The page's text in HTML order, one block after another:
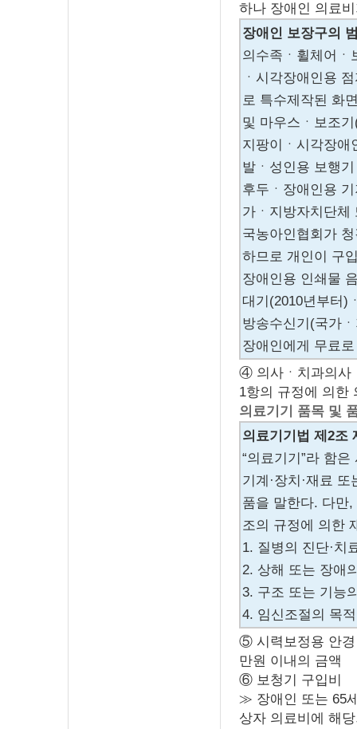
하나 장애인 의료
장애인 보장구의
의수족ㆍ휠체어ㆍ
ㆍ시각장애인용
로 특수제작된 화
및 마우스ㆍ보조
지팡이ㆍ시각장애
발ㆍ성인용 보행
후두ㆍ장애인용
가ㆍ지방자치단체
국농아인협회가
하므로 개인이 구
장애인용 인쇄물
대기(2010년부터)
방송수신기(국가
장애인에게 무료
④ 의사ㆍ치과의사
1항의 규정에 의한
의료기기 품목 및
의료기기법 제2조
“의료기기”라 함
기계·장치·재료
품을 말한다. 다만
조의 규정에 의한
1. 질병의 진단·치
2. 상해 또는 장애
3. 구조 또는 기능
4. 임신조절의 목
⑤ 시력보정용 안경
만원 이내의 금액
⑥ 보청기 구입비
≫ 장애인 또는 65
상자 의료비에 해